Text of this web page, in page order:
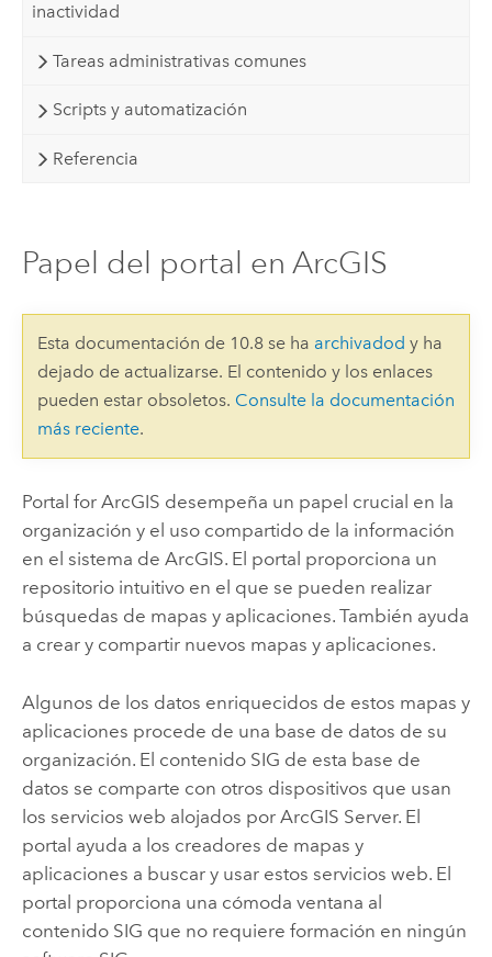
inactividad
Tareas administrativas comunes
Scripts y automatización
Referencia
Papel del portal en ArcGIS
Esta documentación de 10.8 se ha archivadod y ha
dejado de actualizarse. El contenido y los enlaces
pueden estar obsoletos. Consulte la documentación
más reciente.
Portal for ArcGIS desempeña un papel crucial en la
organización y el uso compartido de la información
en el sistema de ArcGIS. El portal proporciona un
repositorio intuitivo en el que se pueden realizar
búsquedas de mapas y aplicaciones. También ayuda
a crear y compartir nuevos mapas y aplicaciones.
Algunos de los datos enriquecidos de estos mapas y
aplicaciones procede de una base de datos de su
organización. El contenido SIG de esta base de
datos se comparte con otros dispositivos que usan
los servicios web alojados por ArcGIS Server. El
portal ayuda a los creadores de mapas y
aplicaciones a buscar y usar estos servicios web. El
portal proporciona una cómoda ventana al
contenido SIG que no requiere formación en ningún